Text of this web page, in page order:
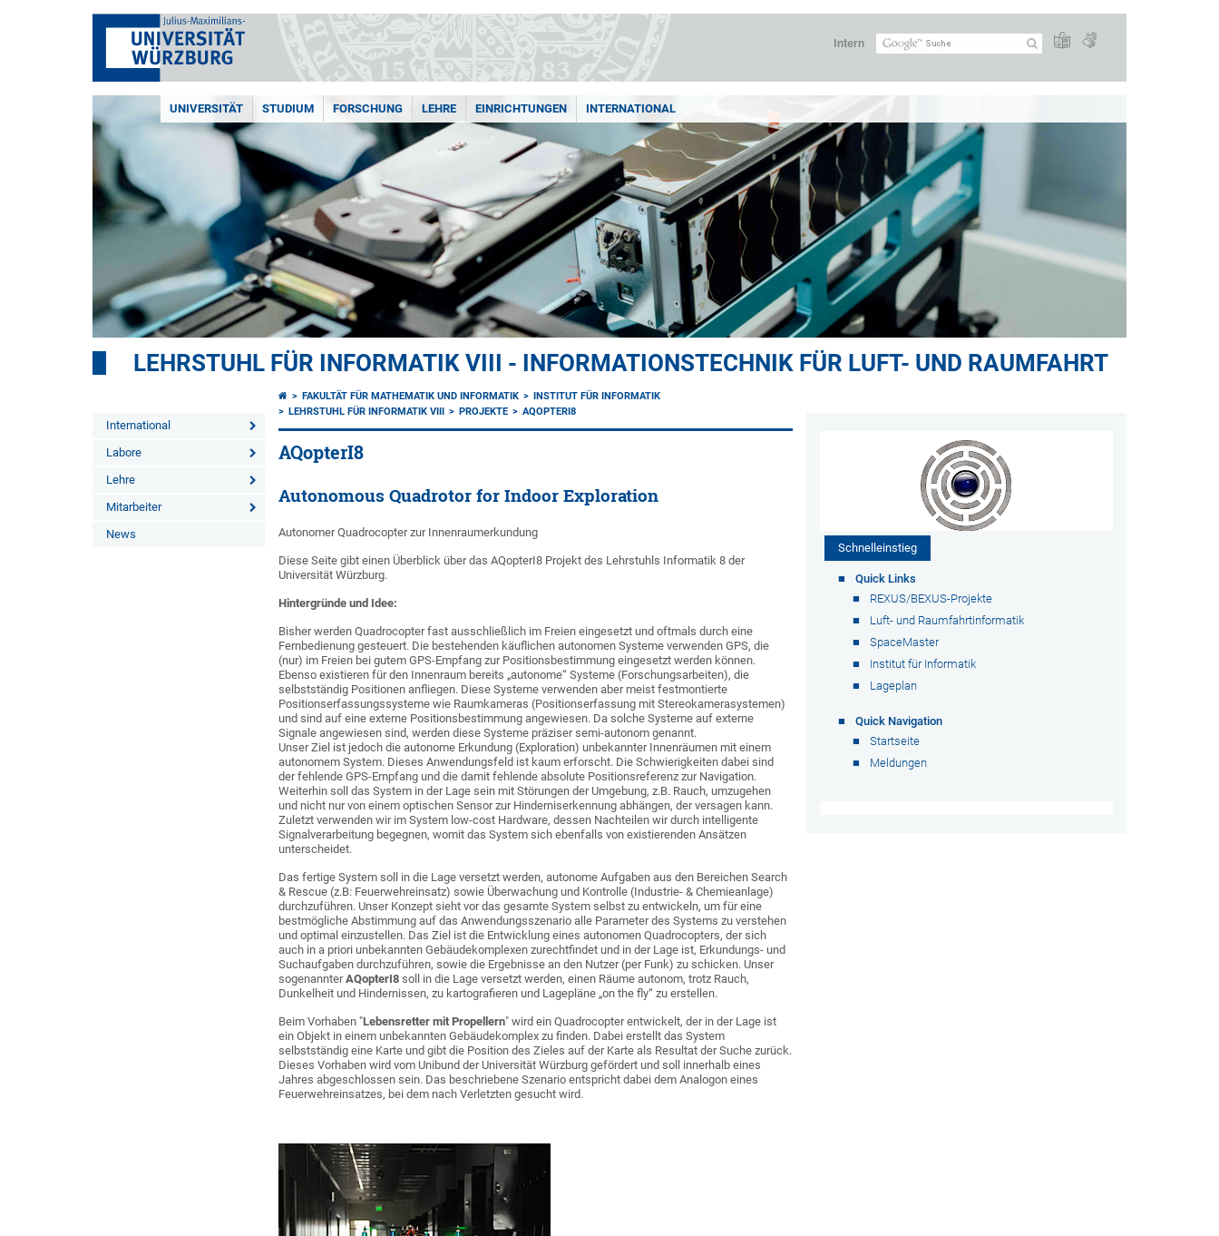
Intern
UNIVERSITÄT STUDIUM FORSCHUNG LEHRE EINRICHTUNGEN INTERNATIONAL
LEHRSTUHL FÜR INFORMATIK VIII - INFORMATIONSTECHNIK FÜR LUFT- UND RAUMFAHRT
International
Labore
Lehre
Mitarbeiter
News
FAKULTÄT FÜR MATHEMATIK UND INFORMATIK
INSTITUT FÜR INFORMATIK
LEHRSTUHL FÜR INFORMATIK VIII
PROJEKTE AQOPTERI8
AQopterI8
Autonomous Quadrotor for Indoor Exploration
Autonomer Quadrocopter zur Innenraumerkundung
Diese Seite gibt einen Überblick über das AQopterI8 Projekt des Lehrstuhls Informatik 8 der
Universität Würzburg.
Hintergründe und Idee:
Bisher werden Quadrocopter fast ausschließlich im Freien eingesetzt und oftmals durch eine
Fernbedienung gesteuert. Die bestehenden käuflichen autonomen Systeme verwenden GPS, die
(nur) im Freien bei gutem GPS-Empfang zur Positionsbestimmung eingesetzt werden können.
Ebenso existieren für den Innenraum bereits „autonome“ Systeme (Forschungsarbeiten), die
selbstständig Positionen anfliegen. Diese Systeme verwenden aber meist festmontierte
Positionserfassungssysteme wie Raumkameras (Positionserfassung mit Stereokamerasystemen)
und sind auf eine externe Positionsbestimmung angewiesen. Da solche Systeme auf externe
Signale angewiesen sind, werden diese Systeme präziser semi-autonom genannt.
Unser Ziel ist jedoch die autonome Erkundung (Exploration) unbekannter Innenräumen mit einem
autonomem System. Dieses Anwendungsfeld ist kaum erforscht. Die Schwierigkeiten dabei sind
der fehlende GPS-Empfang und die damit fehlende absolute Positionsreferenz zur Navigation.
Weiterhin soll das System in der Lage sein mit Störungen der Umgebung, z.B. Rauch, umzugehen
und nicht nur von einem optischen Sensor zur Hinderniserkennung abhängen, der versagen kann.
Zuletzt verwenden wir im System low-cost Hardware, dessen Nachteilen wir durch intelligente
Signalverarbeitung begegnen, womit das System sich ebenfalls von existierenden Ansätzen
unterscheidet.
Das fertige System soll in die Lage versetzt werden, autonome Aufgaben aus den Bereichen Search
& Rescue (z.B: Feuerwehreinsatz) sowie Überwachung und Kontrolle (Industrie- & Chemieanlage)
durchzuführen. Unser Konzept sieht vor das gesamte System selbst zu entwickeln, um für eine
bestmögliche Abstimmung auf das Anwendungsszenario alle Parameter des Systems zu verstehen
und optimal einzustellen. Das Ziel ist die Entwicklung eines autonomen Quadrocopters, der sich
auch in a priori unbekannten Gebäudekomplexen zurechtfindet und in der Lage ist, Erkundungs- und
Suchaufgaben durchzuführen, sowie die Ergebnisse an den Nutzer (per Funk) zu schicken. Unser
sogenannterAQopterI8soll in die Lage versetzt werden, einen Räume autonom, trotz Rauch,
Dunkelheit und Hindernissen, zu kartografieren und Lagepläne „on the fly“ zu erstellen.
Beim Vorhaben "Lebensretter mit Propellern" wird ein Quadrocopter entwickelt, der in der Lage ist
ein Objekt in einem unbekannten Gebäudekomplex zu finden. Dabei erstellt das System
selbstständig eine Karte und gibt die Position des Zieles auf der Karte als Resultat der Suche zurück.
Dieses Vorhaben wird vom Unibund der Universität Würzburg gefördert und soll innerhalb eines
Jahres abgeschlossen sein. Das beschriebene Szenario entspricht dabei dem Analogon eines
Feuerwehreinsatzes, bei dem nach Verletzten gesucht wird.
Schnelleinstieg
Quick Links
REXUS/BEXUS-Projekte
Luft- und Raumfahrtinformatik
SpaceMaster
Institut für Informatik
Lageplan
Quick Navigation
Startseite
Meldungen